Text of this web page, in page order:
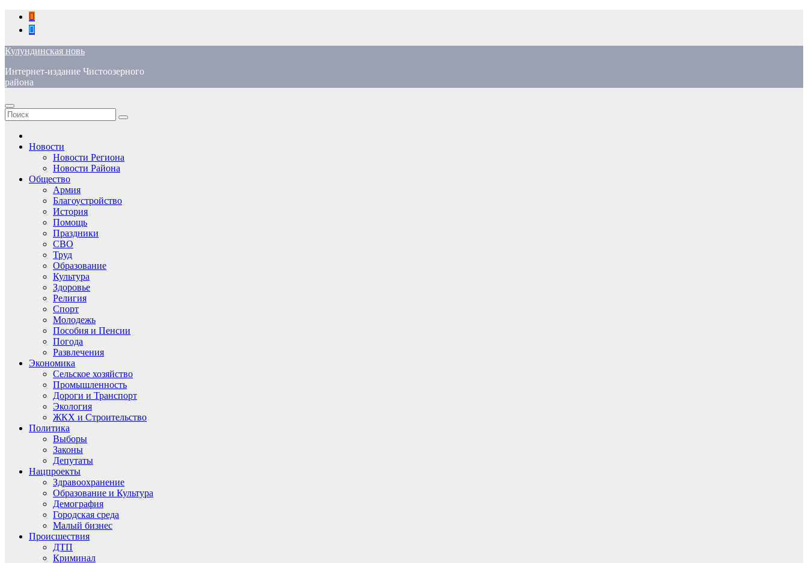
Перейти
содержимому
Кулундинская новь
Интернет-издание Чистоозерного
района
Новости
Новости Региона
Новости Района
Общество
Армия
Благоустройство
История
Помощь
Праздники
СВО
Труд
Образование
Культура
Здоровье
Религия
Спорт
Молодежь
Пособия и Пенсии
Погода
Развлечения
Экономика
Сельское хозяйство
Промышленность
Дороги и Транспорт
Экология
ЖКХ и Строительство
Политика
Выборы
Законы
Депутаты
Нацпроекты
Здравоохранение
Образование и Культура
Демография
Городская среда
Малый бизнес
Происшествия
ДТП
Криминал